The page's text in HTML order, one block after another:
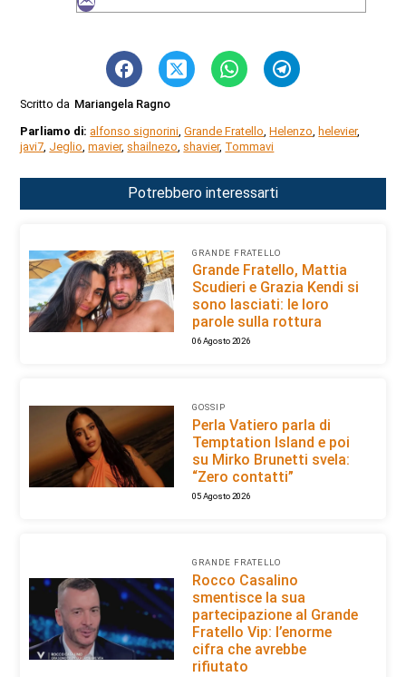
Scritto da Mariangela Ragno
Parliamo di: alfonso signorini,Grande Fratello,Helenzo, helevier,
javi7, Jeglio,mavier, shailnezo, shavier, Tommavi
Potrebbero interessarti
GRANDE FRATELLO
Grande Fratello, Mattia
Scudieri e Grazia Kendi si
sono lasciati: le loro
parole sulla rottura
06 Agosto 2026
GOSSIP
Perla Vatiero parla di
Temptation Island e poi
su Mirko Brunetti svela:
“Zero contatti”
05 Agosto 2026
GRANDE FRATELLO
Rocco Casalino
smentisce la sua
partecipazione al Grande
Fratello Vip: l’enorme
cifra che avrebbe
rifiutato